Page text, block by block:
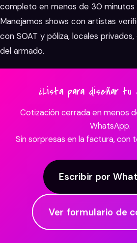
completo en menos de 30 minutos
Manejamos shows con artistas
con SOAT y póliza, locales
del armado.
¿Lista para diseñar tu
Cotización cerrada en menos
WhatsApp.
Sin sorpresas en la factura, con
Escribir por
Ver formulario de